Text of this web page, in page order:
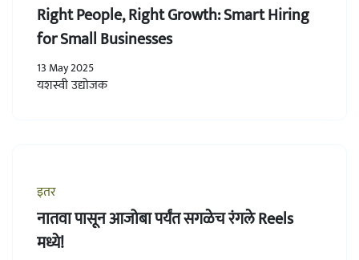
Right People, Right Growth: Smart Hiring
for Small Businesses
13 May 2025
यशस्वी उद्योजक
इतर
नातवा पासून आजोबा पर्यंत सगळेच रंगले Reels
मध्ये!